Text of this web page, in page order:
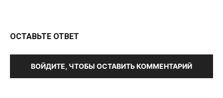
ОСТАВЬТЕ ОТВЕТ
ВОЙДИТЕ, ЧТОБЫ ОСТАВИТЬ КОММЕНТАРИЙ